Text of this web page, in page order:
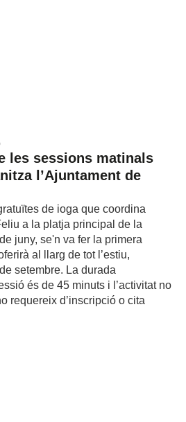
les sessions matinals
l’Ajuntament de
de ioga que coordina
a la platja principal de la
juny, se'n va fer la primera
al llarg de tot l’estiu,
setembre. La durada
és de 45 minuts i l’activitat no
requereix d’inscripció o cita